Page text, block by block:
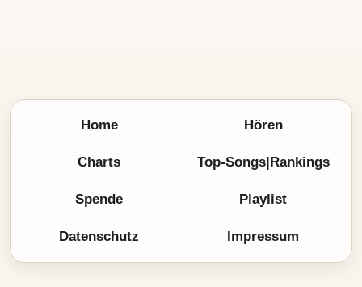
Home Hören
Charts Top-Songs|Rankings
Spende Playlist
Datenschutz Impressum